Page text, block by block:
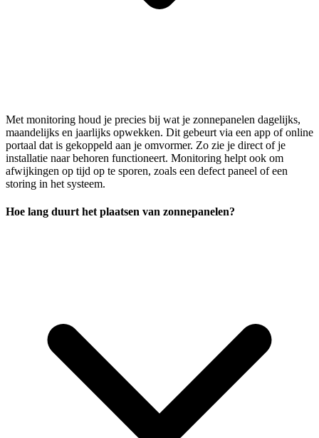
Met monitoring houd je precies bij wat je zonnepanelen dagelijks,
maandelijks en jaarlijks opwekken. Dit gebeurt via een app of online
portaal dat is gekoppeld aan je omvormer. Zo zie je direct of je
installatie naar behoren functioneert. Monitoring helpt ook om
afwijkingen op tijd op te sporen, zoals een defect paneel of een
storing in het systeem.
Hoe lang duurt het plaatsen van zonnepanelen?